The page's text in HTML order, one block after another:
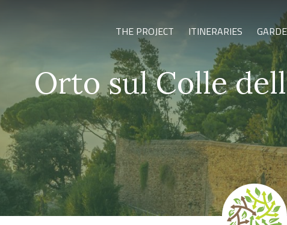
THE PROJECT ITINERARIES
Orto sul Colle